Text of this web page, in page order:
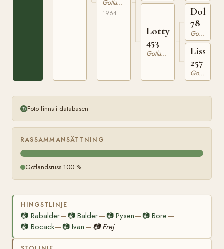
Gotlandsruss
1964
Lotty
453
Gotlandsruss
Dolle
78
Gotlandsruss
Lissi
257
Gotlandsruss
Foto finns i databasen
RASSAMMANSÄTTNING
Gotlandsruss 100 %
HINGSTLINJE
📷 Rabalder— 📷Balder— 📷 Pysen— 📷 Bore —
📷 Bocack— 📷Ivan — 📷 Frej